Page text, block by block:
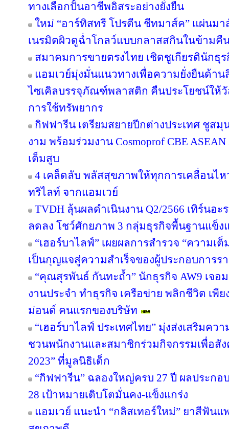
ทางเลือกปั้นอาชีพอิสระอย่างยั่งยืน
ใหม่ “อาร์ทิสทรี โปรตีน ชีทมาส์ค” แผ่นม
เนรมิตผิวดูฉ่ำโกลว์แบบกลาสสกินในข้ามคื
สมาคมการขายตรงไทย เชิดชูเกียรตินักธุ
แอมเวย์มุ่งมั่นแนวทางเพื่อความยั่งยืนด้า
ไซเคิลบรรจุภัณฑ์พลาสติก คืนประโยชน์ให้
การใช้ทรัพยากร
กิฟฟารีน เตรียมสยายปีกต่างประเทศ ชูสมุ
งาม พร้อมร่วมงาน Cosmoprof CBE
เต็มสูบ
4 เคล็ดลับ พลัสสุขภาพให้ทุกการเคลื่อนไ
ทริไลท์ จากแอมเวย์
TVDH ลุ้นผลดำเนินงาน Q2/2566 เทิร์นอ
ลดลง โชว์ศักยภาพ 3 กลุ่มธุรกิจพื้นฐานแข็ง
“เฮอร์บาไลฟ์” เผยผลการสำรวจ “ความเ
เป็นกุญแจสู่ความสำเร็จของผู้ประกอบการร
“คุณสุรพันธ์ กันทะถ้ำ” นักธุรกิจ AW9 เจ
งานประจำ ทำธุรกิจ เครือข่าย พลิกชีวิต เพี
ม่อนด์ คนแรกของบริษัท
“เฮอร์บาไลฟ์ ประเทศไทย” มุ่งส่งเสริมค
ชวนพนักงานและสมาชิกร่วมกิจกรรมเพื่อสังค
2023” ที่มูลนิธิเด็ก
“กิฟฟารีน” ฉลองใหญ่ครบ 27 ปี ผลประก
28 เป้าหมายเติบโตมั่นคง-แข็งแกร่ง
แอมเวย์ แนะนำ “กลิสเทอร์ใหม่” ยาสีฟัน